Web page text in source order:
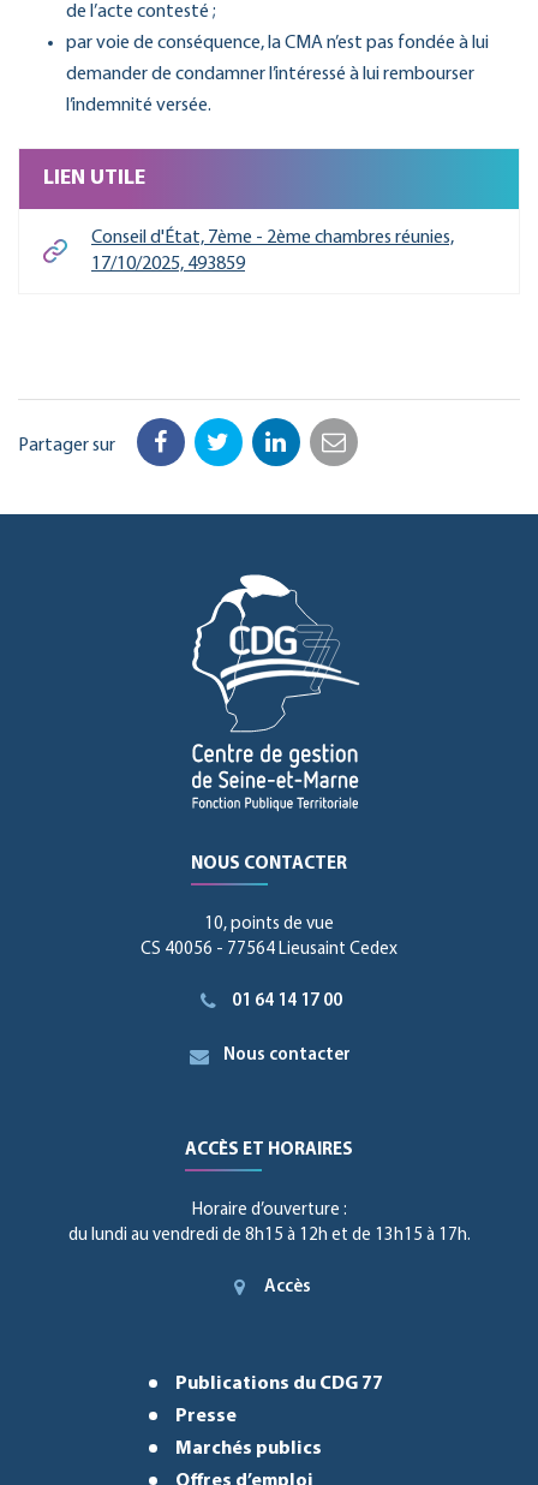
de l’acte contesté ;
par voie de conséquence, la CMA n’est pas fondée à lui
demander de condamner l’intéressé à lui rembourser
l’indemnité versée.
LIEN UTILE
Conseil d'État, 7ème - 2ème chambres réunies,
17/10/2025, 493859
Partager sur Facebook
TwitterLinkedIn
Email
NOUS CONTACTER
10, points de vue
CS 40056 - 77564 Lieusaint Cedex
01 64 14 17 00
Nous contacter
ACCÈS ET HORAIRES
Horaire d’ouverture :
du lundi au vendredi de 8h15 à 12h et de 13h15 à 17h.
Accès
Publications du CDG 77
Presse
Marchés publics